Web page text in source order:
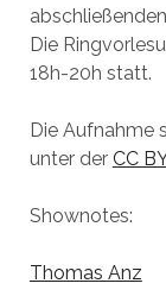
Die
18h-20h statt.
Die Aufnahme
unter der CC
Shownotes:
Thomas Anz